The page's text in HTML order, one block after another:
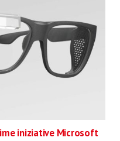
iniziative Microsoft